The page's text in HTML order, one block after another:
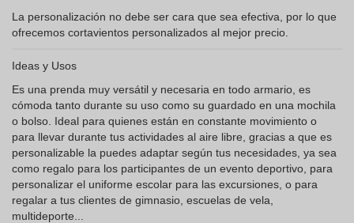
La personalización no debe ser cara que sea efectiva, por lo que
ofrecemos cortavientos personalizados al mejor precio.
Ideas y Usos
Es una prenda muy versátil y necesaria en todo armario, es
cómoda tanto durante su uso como su guardado en una mochila
o bolso. Ideal para quienes están en constante movimiento o
para llevar durante tus actividades al aire libre, gracias a que es
personalizable la puedes adaptar según tus necesidades, ya sea
como regalo para los participantes de un evento deportivo, para
personalizar el uniforme escolar para las excursiones, o para
regalar a tus clientes de gimnasio, escuelas de vela,
multideporte...